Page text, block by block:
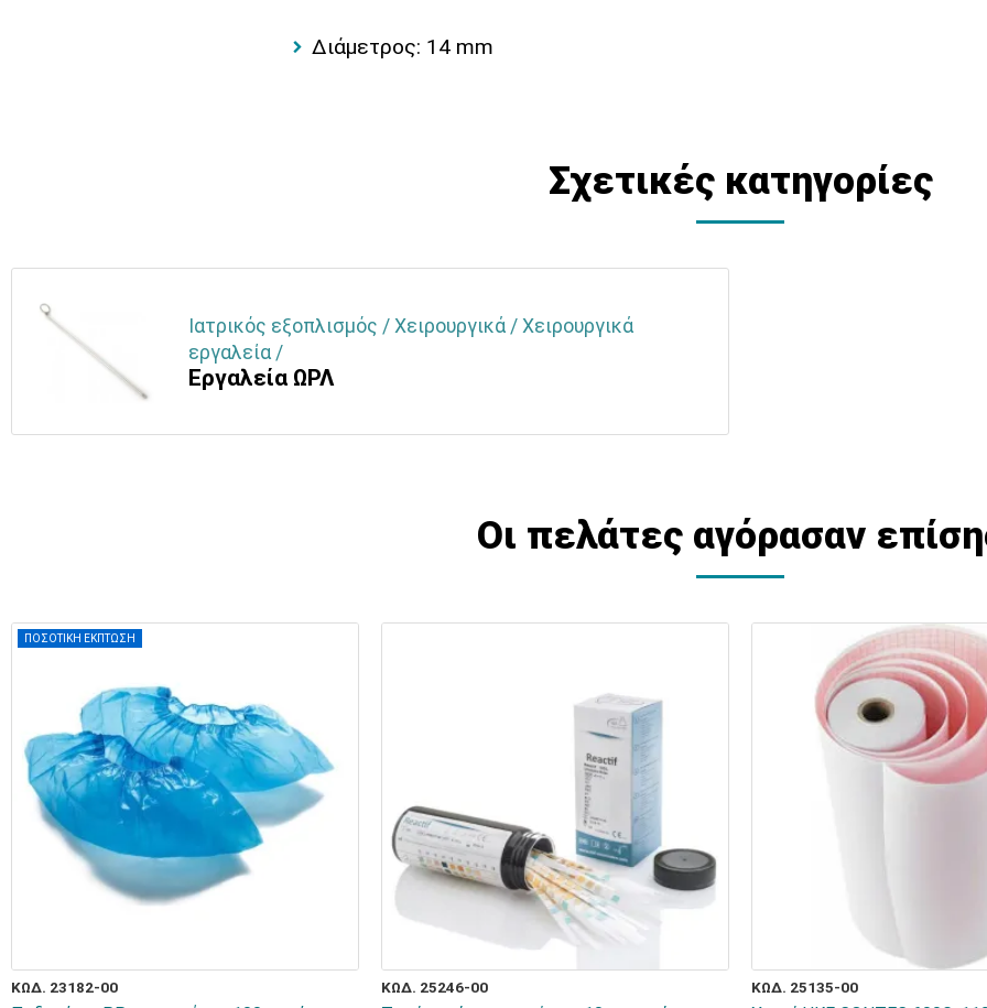
Διάμετρος: 14 mm
Σχετικές κατηγορίες
Ιατρικός εξοπλισμός / Χειρουργικά / Χειρουργικά
εργαλεία /
Εργαλεία ΩΡΛ
Οι πελάτες αγόρασαν
ΠΟΣΟΤΙΚΗ ΕΚΠΤΩΣΗ
ΚΩΔ. 23182-00 ΚΩΔ. 25246-00 ΚΩΔ. 25135-00